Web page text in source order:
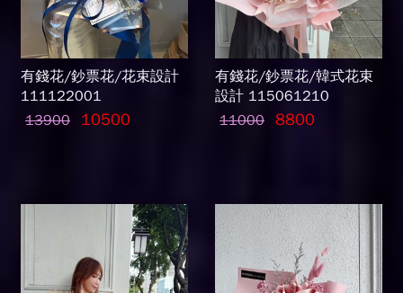
有錢花/鈔票花/花束設計
111122001
13900
10500
有錢花/鈔票花/韓式花束
設計 115061210
11000 8800